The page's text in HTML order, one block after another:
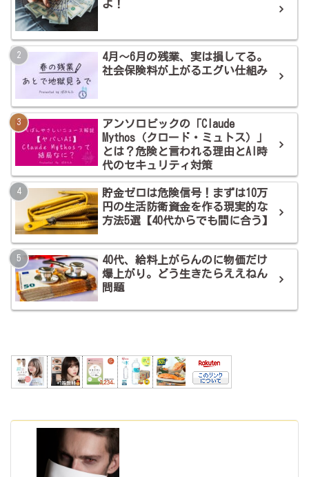
よ！
4月～6月の残業、実は損してる。
社会保険料が上がるエグい仕組み
アンソロピックの「Claude
Mythos（クロード・ミュトス）」
とは？危険と言われる理由とAI時
代のセキュリティ対策
貯金ゼロは危険信号！まずは10万
円の生活防衛資金を作る現実的な
方法5選【40代からでも間に合う】
40代、給料上がらんのに物価だけ
爆上がり。どう生きたらええねん
問題